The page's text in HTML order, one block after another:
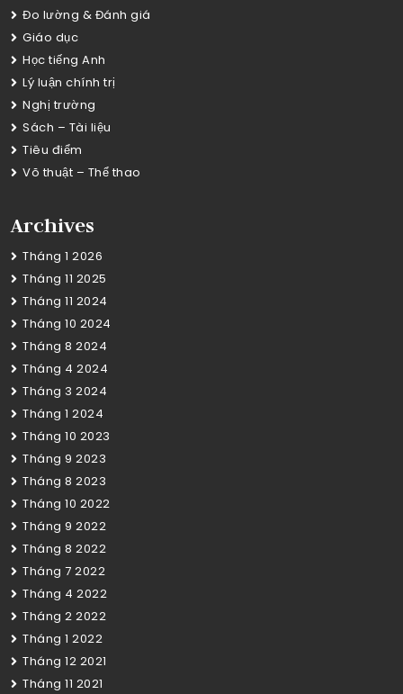
Đo lường & Đánh giá
Giáo dục
Học tiếng Anh
Lý luận chính trị
Nghị trường
Sách – Tài liệu
Tiêu điểm
Võ thuật – Thể thao
Archives
Tháng 1 2026
Tháng 11 2025
Tháng 11 2024
Tháng 10 2024
Tháng 8 2024
Tháng 4 2024
Tháng 3 2024
Tháng 1 2024
Tháng 10 2023
Tháng 9 2023
Tháng 8 2023
Tháng 10 2022
Tháng 9 2022
Tháng 8 2022
Tháng 7 2022
Tháng 4 2022
Tháng 2 2022
Tháng 1 2022
Tháng 12 2021
Tháng 11 2021